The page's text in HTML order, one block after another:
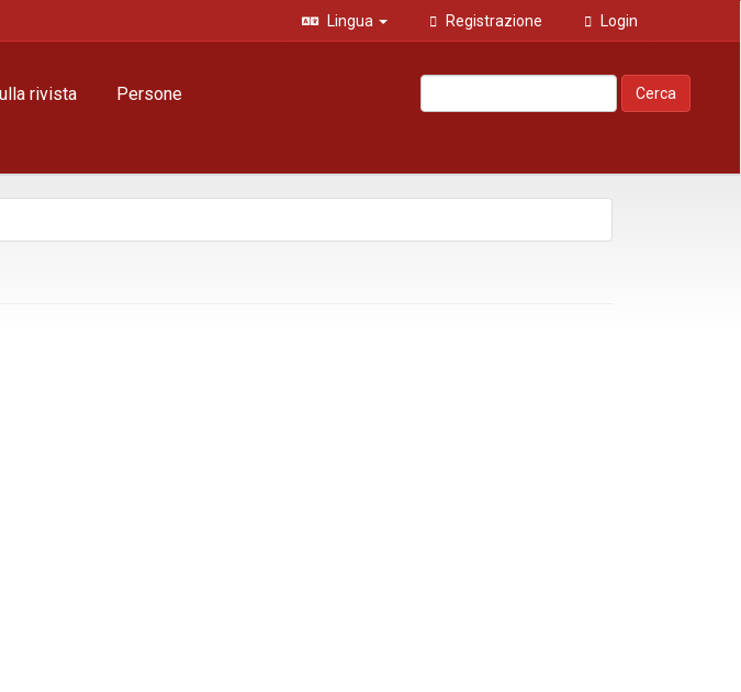
Lingua Registrazione Login
rivista Persone Cerca